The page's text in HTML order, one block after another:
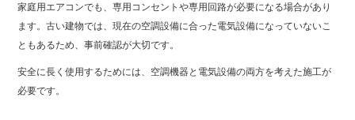
家庭用エアコンでも、専用コンセントや専用回路が必要になる場合があり
ます。古い建物では、現在の空調設備に合った電気設備になっていないこ
ともあるため、事前確認が大切です。
安全に長く使用するためには、空調機器と電気設備の両方を考えた施工が
必要です。